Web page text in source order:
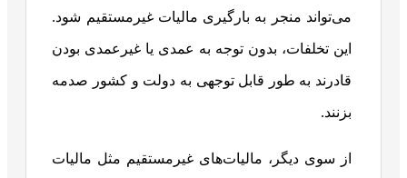
می‌تواند منجر به بارگیری مالیات غیرمستقیم شود.
این تخلفات، بدون توجه به عمدی یا غیرعمدی بودن
قادرند به طور قابل توجهی به دولت و کشور صدمه
بزنند.
از سوی دیگر، مالیات‌های غیرمستقیم مثل مالیات